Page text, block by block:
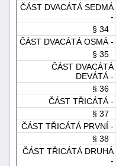
ČÁST DVACÁTÁ SEDMÁ
-
§ 34
ČÁST DVACÁTÁ OSMÁ -
§ 35
ČÁST DVACÁTÁ
DEVÁTÁ -
§ 36
ČÁST TŘICÁTÁ -
§ 37
ČÁST TŘICÁTÁ PRVNÍ -
§ 38
ČÁST TŘICÁTÁ DRUHÁ
-